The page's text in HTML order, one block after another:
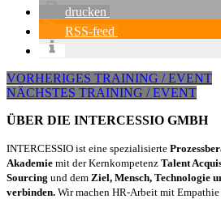
drucken
RSS-feed
VORHERIGES TRAINING / EVENT
NÄCHSTES TRAINING / EVENT
ÜBER DIE INTERCESSIO GMBH
INTERCESSIO ist eine spezialisierte
Akademie mit der Kernkompetenz Talent
Sourcing und dem Ziel, Mensch, Technologie
verbinden. Wir machen HR-Arbeit mit Empathie